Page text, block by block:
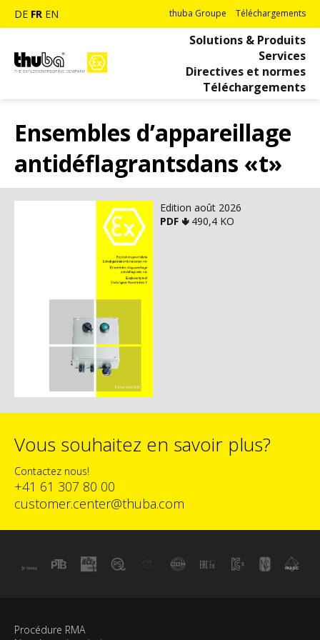
DE FR EN thuba Groupe Téléchargements
Solutions & Produits
Services
Directives et normes
Téléchargements
Ensembles d’appareillage
antidéflagrantsdans «t»
Edition août 2026
PDF 🢃 490,4 KO
Vous souhaitez en savoir plus?
Contactez nous!
+41 61 307 80 00
customer.center@thuba.com
Procédure RMA